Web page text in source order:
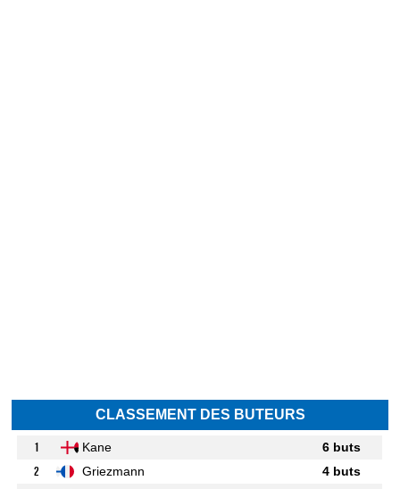
CLASSEMENT DES BUTEURS
1 Kane
6 buts
2
Griezmann
4 buts